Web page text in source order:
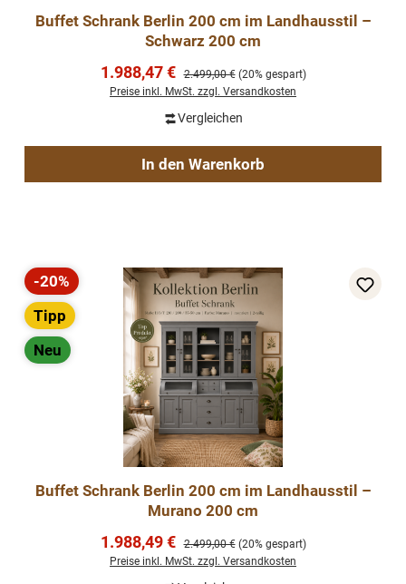
Buffet Schrank Berlin 200 cm im Landhausstil –
Schwarz 200 cm
Verkaufspreis:
1.988,47 € Regulärer Preis:
2.499,00 € (20% gespart)
Preise inkl. MwSt. zzgl. Versandkosten
Vergleichen
In den Warenkorb
Rabatt
-20%
Tipp
Neu
Buffet Schrank Berlin 200 cm im Landhausstil –
Murano 200 cm
Verkaufspreis:
1.988,49 € Regulärer Preis:
2.499,00 € (20% gespart)
Preise inkl. MwSt. zzgl. Versandkosten